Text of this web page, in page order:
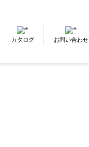
カタログ お問い合わせ